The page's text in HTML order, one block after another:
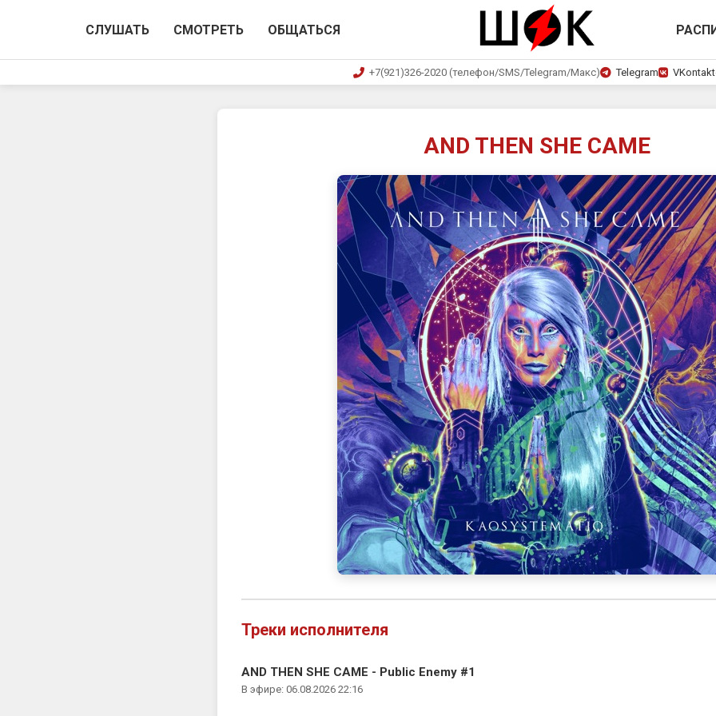
СЛУШАТЬ СМОТРЕТЬ ОБЩАТЬСЯ
+7(921)326-2020 (телефон/SMS/Telegram/Макс) Telegram
AND THEN SHE CAME
Треки исполнителя
AND THEN SHE CAME - Public Enemy #1
В эфире: 06.08.2026 22:16